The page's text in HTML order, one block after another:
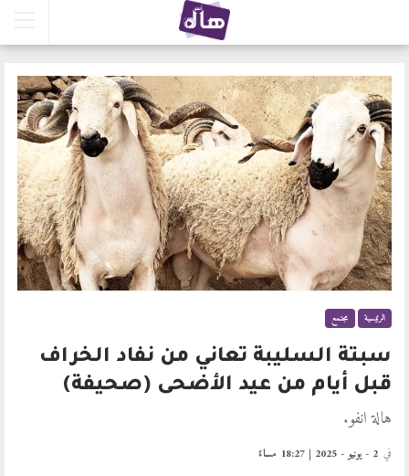
الرئيسية مجتمع
سبتة السليبة تعاني من نفاد الخراف
قبل أيام من عيد الأضحى (صحيفة)
هالة انفو.
في 2 - يونيو - 2025 | 18:27 مساءً